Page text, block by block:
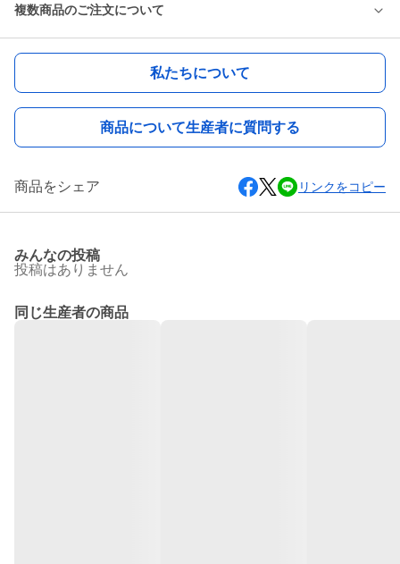
複数商品のご注文について
私たちについて
商品について生産者に質問する
商品をシェア リンクをコピー
みんなの投稿
投稿はありません
同じ生産者の商品